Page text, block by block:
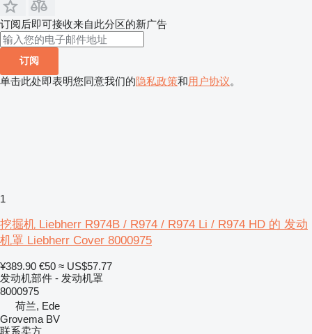
订阅后即可接收来自此分区的新广告
订阅
单击此处即表明您同意我们的隐私政策和用户协议。
1
挖掘机 Liebherr R974B / R974 / R974 Li / R974 HD 的 发动
机罩 Liebherr Cover 8000975
¥389.90 €50 ≈ US$57.77
发动机部件 - 发动机罩
8000975
荷兰, Ede
Grovema BV
联系卖方